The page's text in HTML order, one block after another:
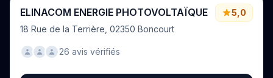
ELINACOM ENERGIE PHOTOVOLTAÏQUE
18 Rue de la Terrière, 02350 Boncourt
5,0
26 avis vérifiés